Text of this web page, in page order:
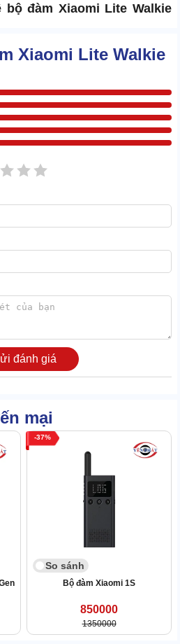
đàm Xiaomi Lite Walkie
mạnh mẽ, phạm vi đàm thoại
3W cho khả năng truyền tải mạnh
với các bộ đàm khác trong phạm vi 1
khoảng cách liên kết còn xa hơn.
cầu liên lạc ở những nơi nhiều vật
khả năng khuếch đại đa hướng.
Xiaomi Lite Walkie
5 sao
4 sao
3 sao
Gửi đánh giá
mại
37
So sánh
Bộ đàm Xiaomi 1S
850000
1350000